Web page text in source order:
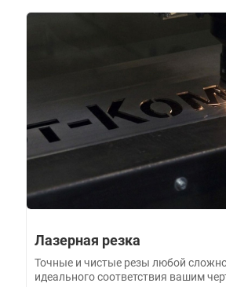
Лазерная резка
Точные и чистые резы любой
идеального соответствия вашим